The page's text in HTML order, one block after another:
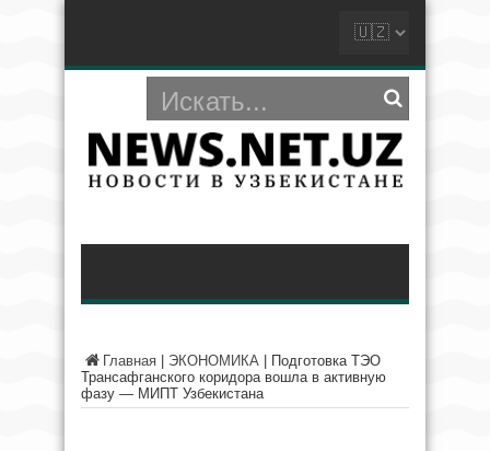
Главная ЭКОНОМИКА
Подготовка ТЭО
Трансафганского коридора вошла в активную
фазу — МИПТ Узбекистана